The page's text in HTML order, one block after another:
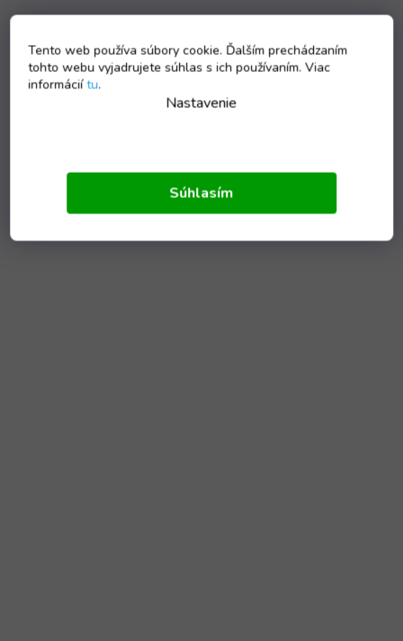
Tento web používa súbory cookie. Ďalším prechádzaním
tohto webu vyjadrujete súhlas s ich používaním. Viac
informáciítu.
Nastavenie
Súhlasím